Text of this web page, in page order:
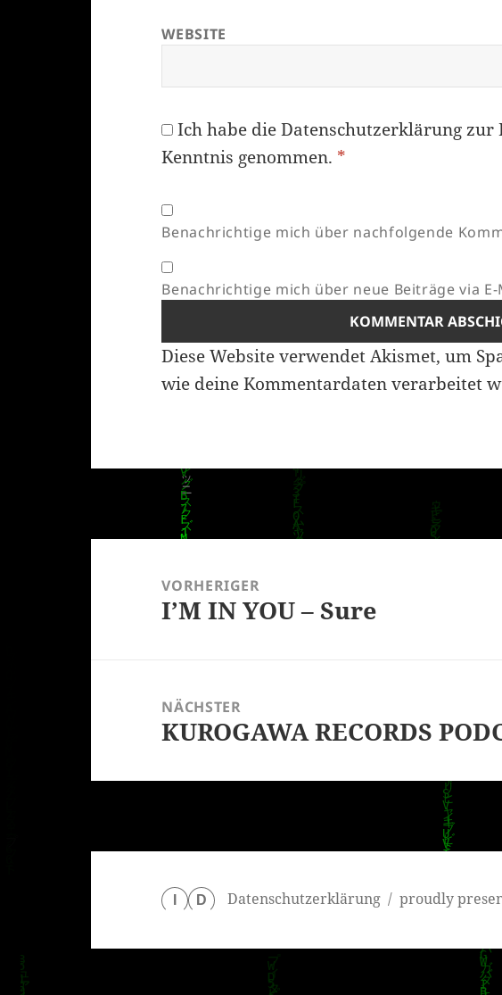
WEBSITE
Ich habe dieDatenschutzerklärungzur
Kenntnis genommen. *
Benachrichtige mich über nachfolgende
Benachrichtige mich über neue Beiträge via E-
Diese Website verwendet Akismet, um
wie deine Kommentardaten verarbeitet
VORHERIGER
Vorheriger
I’M IN YOU – Sure
NÄCHSTER
Nächster
KUROGAWA RECORDS
D Datenschutzerklärung proudly